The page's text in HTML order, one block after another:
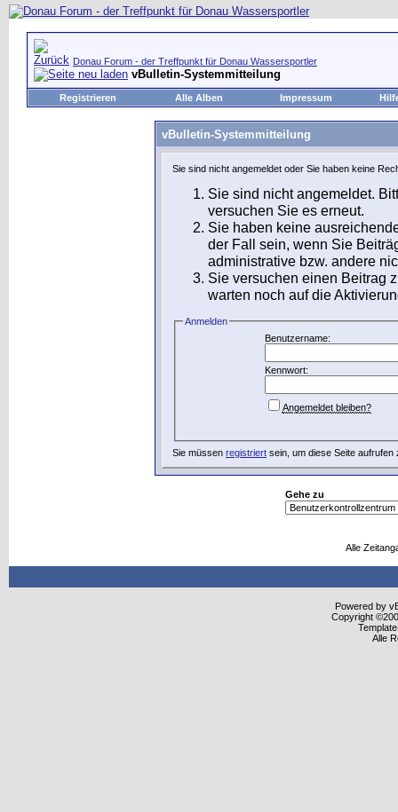
Donau Forum - der Treffpunkt für Donau Wassersportler
vBulletin-Systemmitteilung
Registrieren Alle Alben Impressum
vBulletin-Systemmitteilung
Sie sind nicht angemeldet oder Sie haben keine
Sie sind nicht angemeldet.
versuchen Sie es erneut.
Sie haben keine
der Fall sein, wenn Sie
administrative bzw. andere
Sie versuchen einen Beitrag
warten noch auf die
Anmelden
Benutzername:
Kennwort:
Angemeldet bleiben?
Sie müssen registriert sein, um diese Seite aufrufen
Gehe zu
Alle
Powered by
Copyright
Alle